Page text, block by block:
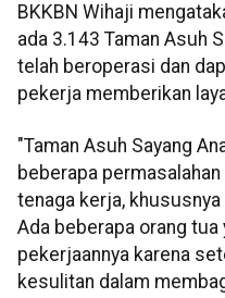
BKKBN Wihaji
ada 3.143 Taman Asuh
telah beroperasi dan
pekerja memberikan
"Taman Asuh Sayang
beberapa
tenaga kerja,
Ada beberapa orang
pekerjaannya karena
kesulitan dalam